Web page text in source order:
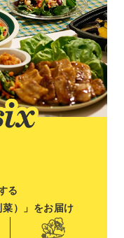
る
）」 をお届け